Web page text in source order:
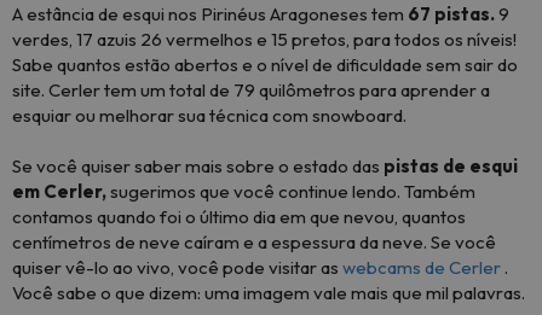
A estância de esqui nos Pirinéus Aragoneses tem 67 pistas.9
verdes, 17 azuis 26 vermelhos e 15 pretos, para todos os níveis!
Sabe quantos estão abertos e o nível de dificuldade sem sair do
site. Cerler tem um total de 79 quilômetros para aprender a
esquiar ou melhorar sua técnica com snowboard.
Se você quiser saber mais sobre o estado das pistas de esqui
em Cerler,sugerimos que você continue lendo. Também
contamos quando foi o último dia em que nevou, quantos
centímetros de neve caíram e a espessura da neve. Se você
quiser vê-lo ao vivo, você pode visitar as webcams de Cerler .
Você sabe o que dizem: uma imagem vale mais que mil palavras.